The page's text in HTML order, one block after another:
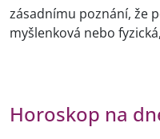
zásadnímu poznání, že
myšlenková nebo
Horoskop na